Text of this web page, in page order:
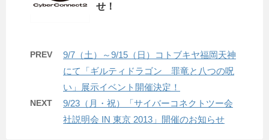
せ！
PREV
9/7（土）～9/15（日）コトブキヤ福岡天神
にて「ギルティドラゴン 罪竜と八つの呪
い」展示イベント開催決定！
NEXT
9/23（月・祝）「サイバーコネクトツー会
社説明会 IN 東京 2013」開催のお知らせ